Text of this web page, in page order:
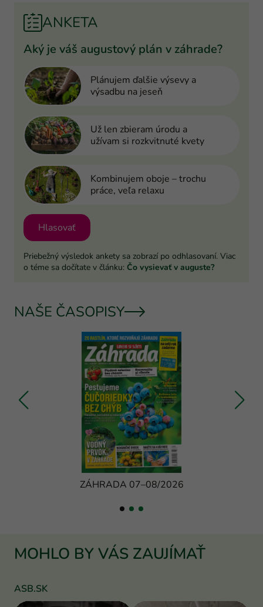
ANKETA
Aký je váš augustový plán v záhrade?
Plánujem ďalšie výsevy a
výsadbu na jeseň
Už len zbieram úrodu a
užívam si rozkvitnuté kvety
Kombinujem oboje – trochu
práce, veľa relaxu
Hlasovať
Priebežný výsledok ankety sa zobrazí po odhlasovaní. Viac
o téme sa dočítate v článku: Čo vysievať v auguste?
NAŠE ČASOPISY
ZÁHRADA 07–08/2026
MOHLO BY VÁS ZAUJÍMAŤ
ASB.SK